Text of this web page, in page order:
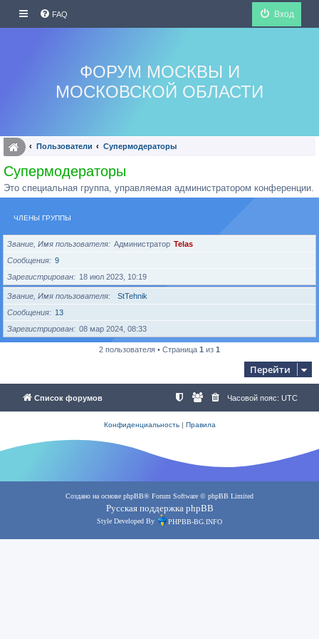
FAQ Вход
ФОРУМ МОСКВЫ И
МОСКОВСКОЙ ОБЛАСТИ
Пользователи Супермодераторы
Супермодераторы
Это специальная группа, управляемая администратором конференции.
ЧЛЕНЫ ГРУППЫ
Звание, Имя пользователя Администратор Telas
Сообщения
9
Зарегистрирован
18 июл 2023, 10:19
Звание, Имя пользователя
StTehnik
Сообщения
13
Зарегистрирован
08 мар 2024, 08:33
2 пользователя • Страница 1 из 1
Перейти
Список форумов Часовой пояс: UTC
Конфиденциальность| Правила
Создано на основе phpBB® Forum Software © phpBB Limited
Русская поддержка phpBB
Style Developed By PHPBB-BG.INFO